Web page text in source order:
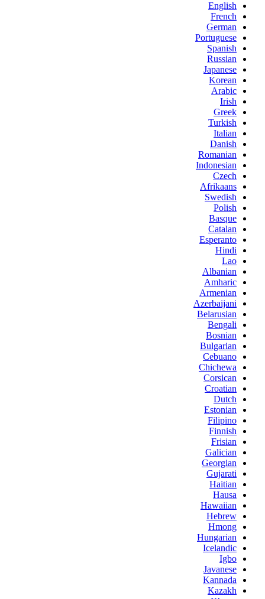
English
French
German
Portuguese
Spanish
Russian
Japanese
Korean
Arabic
Irish
Greek
Turkish
Italian
Danish
Romanian
Indonesian
Czech
Afrikaans
Swedish
Polish
Basque
Catalan
Esperanto
Hindi
Lao
Albanian
Amharic
Armenian
Azerbaijani
Belarusian
Bengali
Bosnian
Bulgarian
Cebuano
Chichewa
Corsican
Croatian
Dutch
Estonian
Filipino
Finnish
Frisian
Galician
Georgian
Gujarati
Haitian
Hausa
Hawaiian
Hebrew
Hmong
Hungarian
Icelandic
Igbo
Javanese
Kannada
Kazakh